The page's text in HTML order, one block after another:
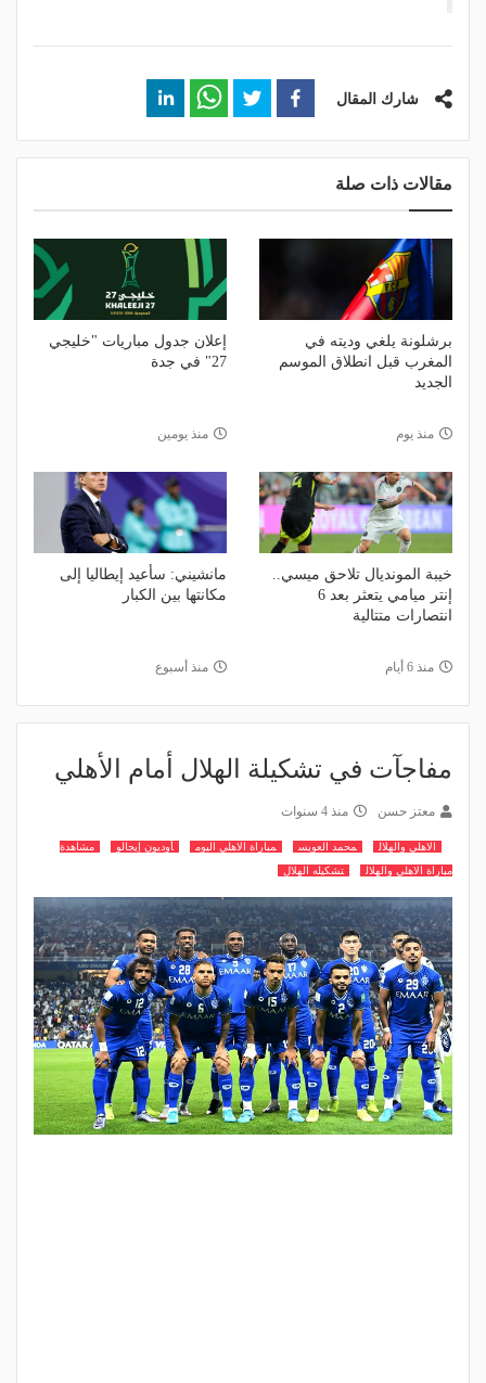
شارك المقال
مقالات ذات صلة
برشلونة يلغي وديته في
المغرب قبل انطلاق الموسم
الجديد
منذ يوم
إعلان جدول مباريات "خليجي
27" في جدة
منذ يومين
خيبة المونديال تلاحق ميسي..
إنتر ميامي يتعثر بعد 6
انتصارات متتالية
منذ 6 أيام
مانشيني: سأعيد إيطاليا إلى
مكانتها بين الكبار
منذ أسبوع
مفاجآت في تشكيلة الهلال أمام الأهلي
معتز حسن منذ 4 سنوات
الاهلي والهلال محمد العويس مباراة الاهلي اليوم أوديون إيجالو
مشاهدة
مباراة الاهلي والهلال
تشكيله الهلال